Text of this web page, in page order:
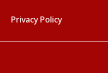
Privacy Policy